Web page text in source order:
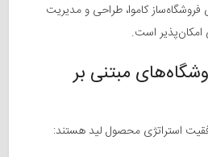
فروشگاه‌ساز کاموا، طراحی و مدیریت
است.
مبتنی بر
استراتژی محصول لید هستند: